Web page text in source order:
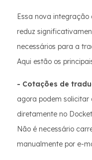
Essa nova
reduz
necessários para a
Aqui estão os
- Cotações de
agora podem
diretamente no
Não é necessário
manualmente por e-